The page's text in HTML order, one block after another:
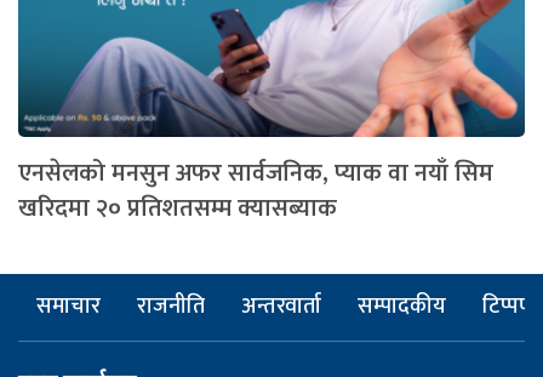
एनसेलको मनसुन अफर सार्वजनिक, प्याक वा नयाँ सिम
खरिदमा २० प्रतिशतसम्म क्यासब्याक
समाचार राजनीति अन्तरवार्ता सम्पादकीय टिप्पणी